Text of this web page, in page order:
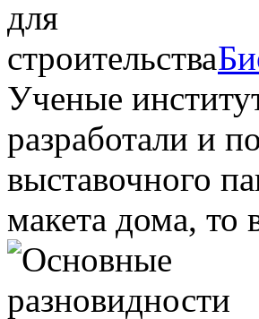
Ученые
разработали и
выставочного
макета дома, то